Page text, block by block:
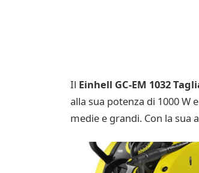
Il Einhell GC-EM 1032
alla sua potenza di 1000
medie e grandi. Con la